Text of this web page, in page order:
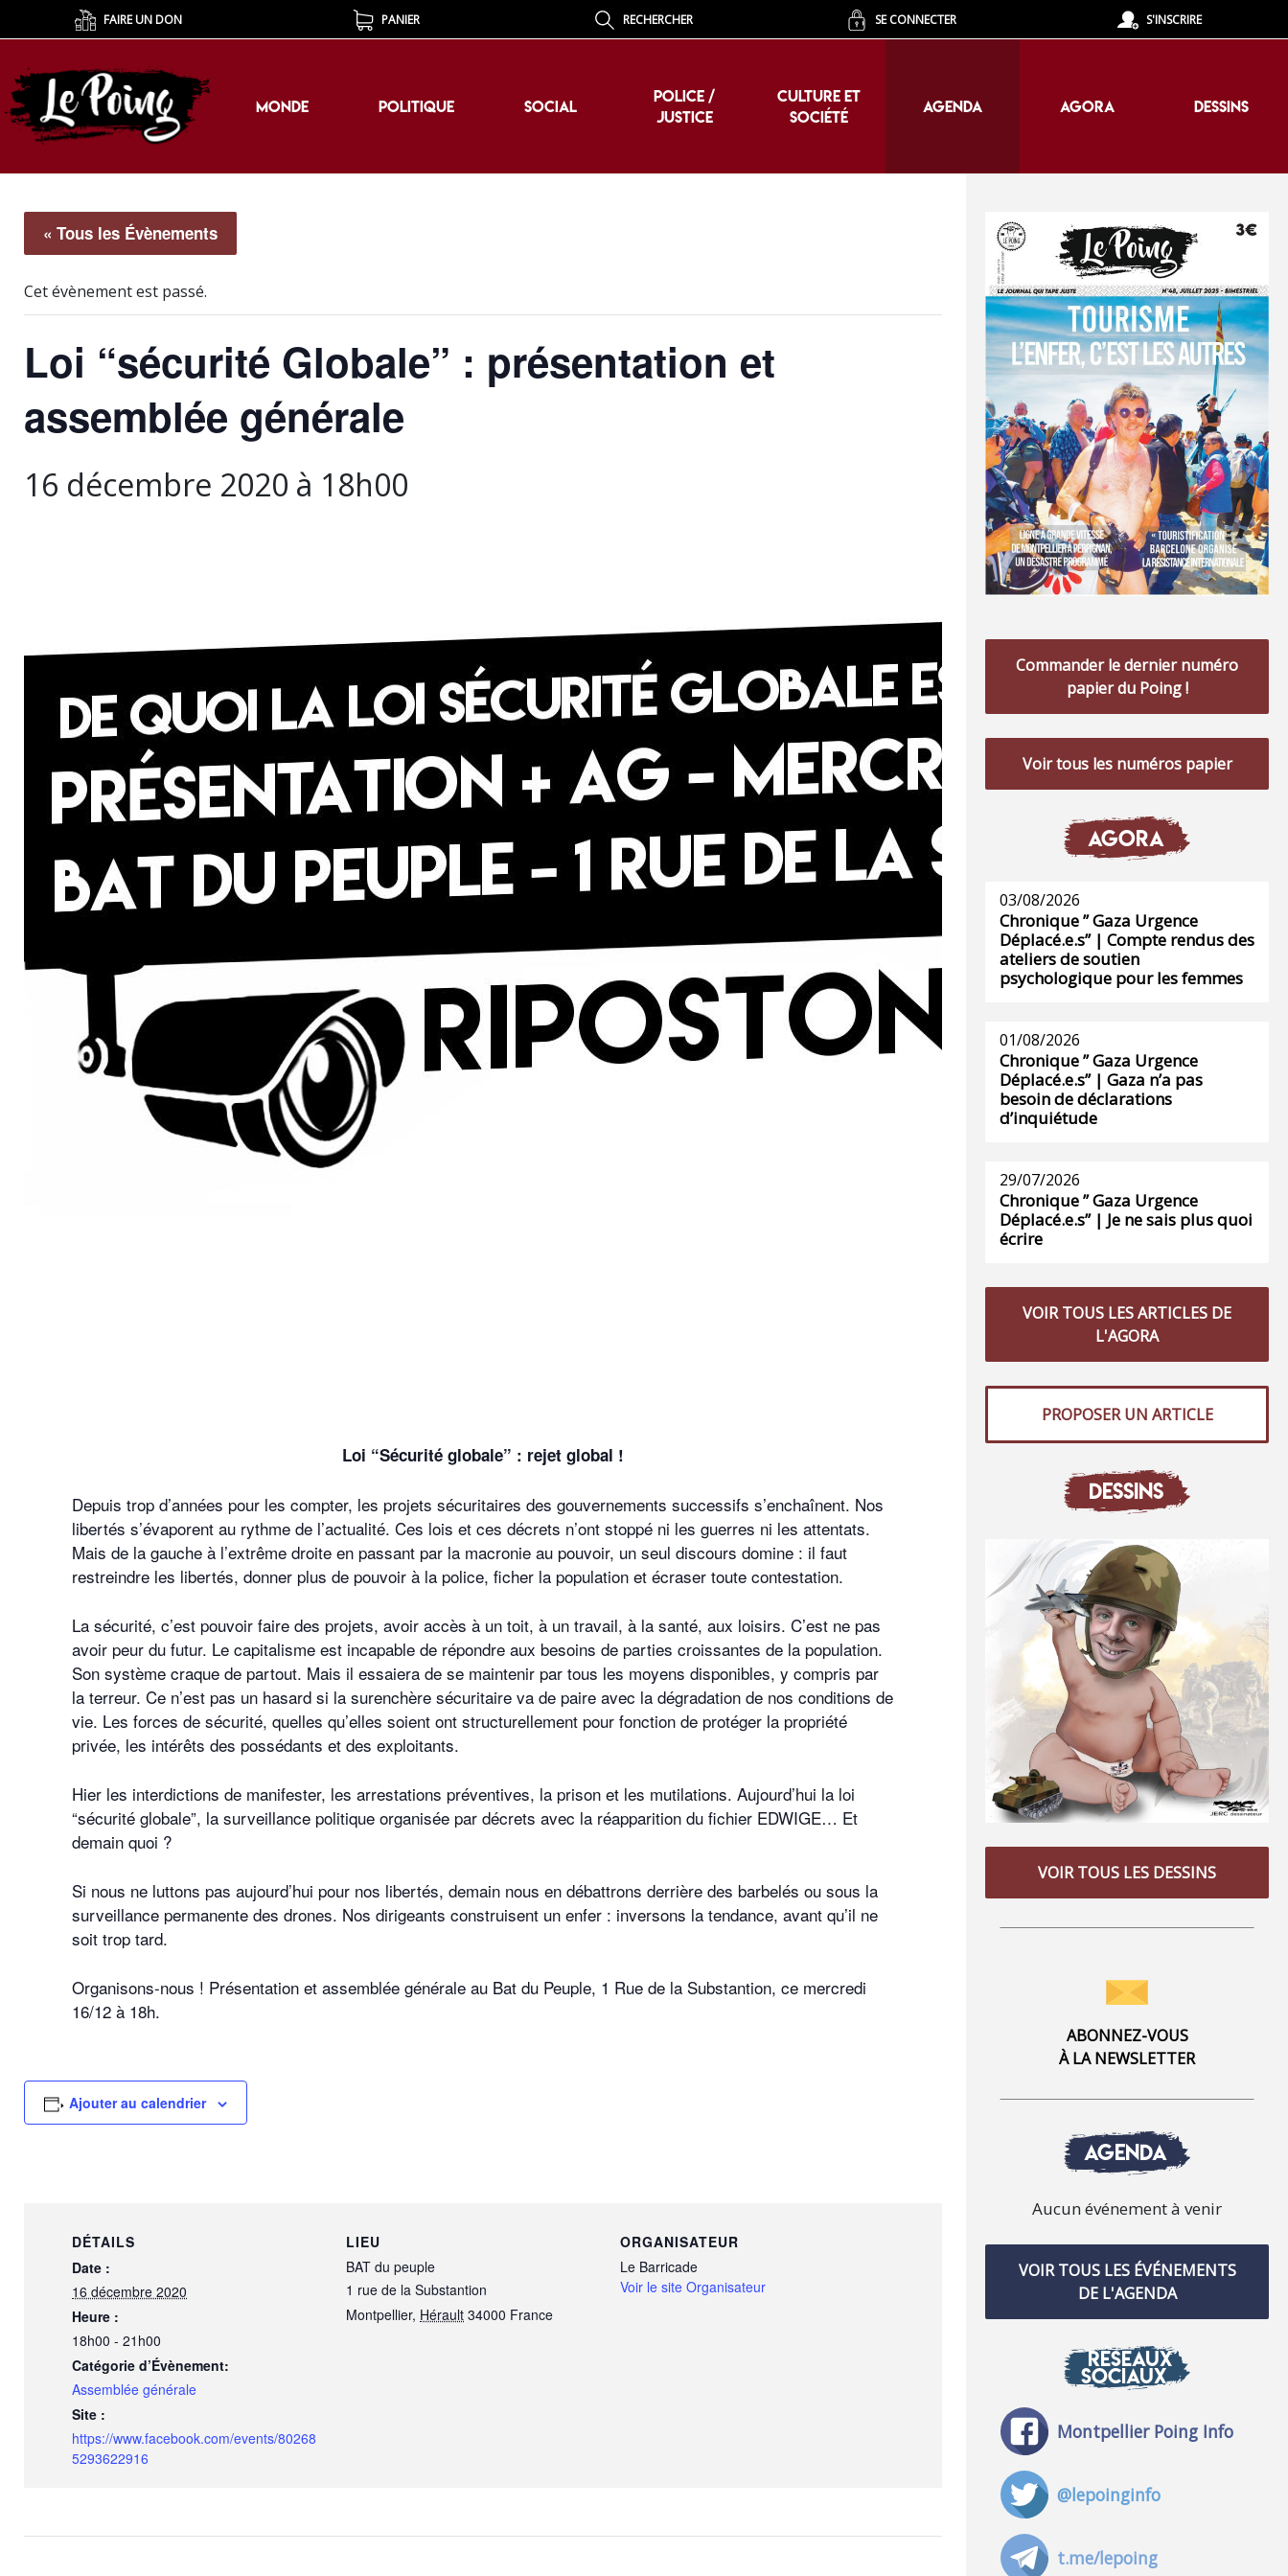
FAIRE UN DON PANIER RECHERCHER SE CONNECTER S'INSCRIRE
MONDE POLITIQUE SOCIAL
POLICE /
JUSTICE
CULTURE ET
SOCIÉTÉ
AGENDA AGORA DESSINS
MONDE POLITIQUE SOCIAL
POLICE /
JUSTICE
CULTURE ET
SOCIÉTÉ
AGENDA AGORA DESSINS
« Tous les Évènements
Cet évènement est passé.
Loi “sécurité Globale” : présentation et
assemblée générale
16 décembre 2020 à 18h00
Loi “Sécurité globale” : rejet global !
Depuis trop d’années pour les compter, les projets sécuritaires des gouvernements successifs s’enchaînent. Nos
libertés s’évaporent au rythme de l’actualité. Ces lois et ces décrets n’ont stoppé ni les guerres ni les attentats.
Mais de la gauche à l’extrême droite en passant par la macronie au pouvoir, un seul discours domine : il faut
restreindre les libertés, donner plus de pouvoir à la police, ficher la population et écraser toute contestation.
La sécurité, c’est pouvoir faire des projets, avoir accès à un toit, à un travail, à la santé, aux loisirs. C’est ne pas
avoir peur du futur. Le capitalisme est incapable de répondre aux besoins de parties croissantes de la population.
Son système craque de partout. Mais il essaiera de se maintenir par tous les moyens disponibles, y compris par
la terreur. Ce n’est pas un hasard si la surenchère sécuritaire va de paire avec la dégradation de nos conditions de
vie. Les forces de sécurité, quelles qu’elles soient ont structurellement pour fonction de protéger la propriété
privée, les intérêts des possédants et des exploitants.
Hier les interdictions de manifester, les arrestations préventives, la prison et les mutilations. Aujourd’hui la loi
“sécurité globale”, la surveillance politique organisée par décrets avec la réapparition du fichier EDWIGE… Et
demain quoi ?
Si nous ne luttons pas aujourd’hui pour nos libertés, demain nous en débattrons derrière des barbelés ou sous la
surveillance permanente des drones. Nos dirigeants construisent un enfer : inversons la tendance, avant qu’il ne
soit trop tard.
Organisons-nous ! Présentation et assemblée générale au Bat du Peuple, 1 Rue de la Substantion, ce mercredi
16/12 à 18h.
Ajouter au calendrier
DÉTAILS
Date :
16 décembre 2020
Heure :
18h00 - 21h00
Catégorie d’Évènement:
Assemblée générale
Site :
https://www.facebook.com/events/80268
5293622916
LIEU
BAT du peuple
1 rue de la Substantion
Montpellier, Hérault 34000 France
ORGANISATEUR
Le Barricade
Voir le site Organisateur
Commander le dernier numéro
papier du Poing !
Voir tous les numéros papier
AGORA
03/08/2026
Chronique ” Gaza Urgence
Déplacé.e.s” | Compte rendus des
ateliers de soutien
psychologique pour les femmes
01/08/2026
Chronique ” Gaza Urgence
Déplacé.e.s” | Gaza n’a pas
besoin de déclarations
d’inquiétude
29/07/2026
Chronique ” Gaza Urgence
Déplacé.e.s” | Je ne sais plus quoi
écrire
VOIR TOUS LES ARTICLES DE
L'AGORA
PROPOSER UN ARTICLE
DESSINS
VOIR TOUS LES DESSINS
ABONNEZ-VOUS
À LA NEWSLETTER
AGENDA
Aucun événement à venir
VOIR TOUS LES ÉVÉNEMENTS
DE L'AGENDA
RÉSEAUX
SOCIAUX
Montpellier Poing Info
@lepoinginfo
t.me/lepoing